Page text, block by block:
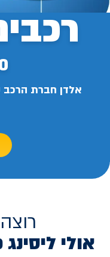
אלדן חברת
אולי